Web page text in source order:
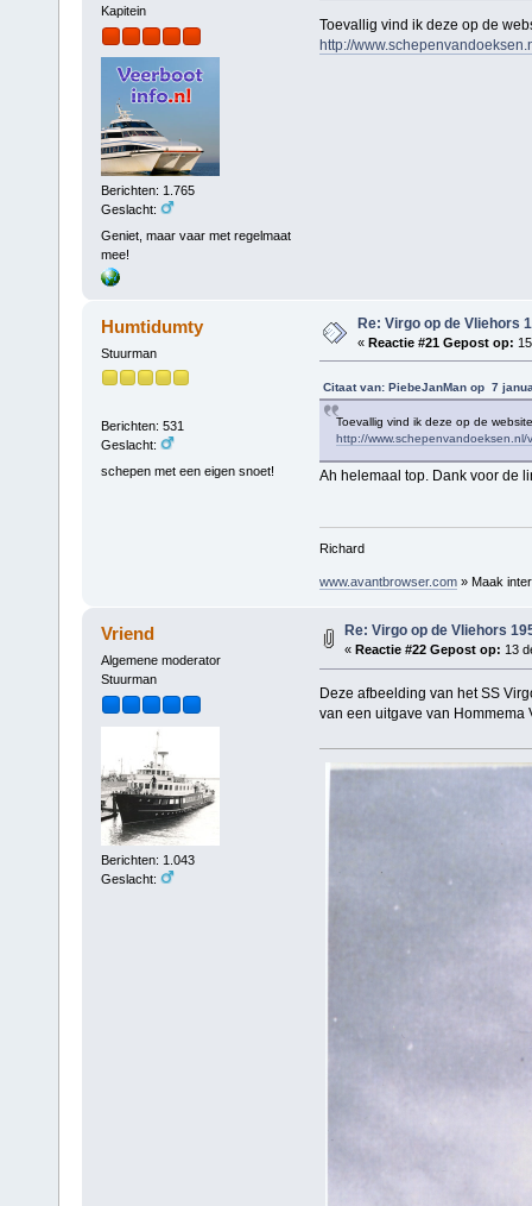
Kapitein
Berichten: 1.765
Geslacht:
Geniet, maar vaar met regelmaat
mee!
Toevallig vind ik deze op de
http://
Humtidumty
Stuurman
Berichten: 531
Geslacht:
schepen met een eigen snoet!
Re: Virgo op de Vliehors
« Reactie #21 Gepost op:
Citaat van: PiebeJanMan op 7
Toevallig vind ik deze op de
http://www.schepenvandoeksen.nl/
Ah helemaal top. Dank voor de
Richard
www.avantbrowser.com» Maak
Vriend
Algemene moderator
Stuurman
Berichten: 1.043
Geslacht:
Re: Virgo op de Vliehors
« Reactie #22 Gepost op: 13
Deze afbeelding van het SS
van een uitgave van Hommema